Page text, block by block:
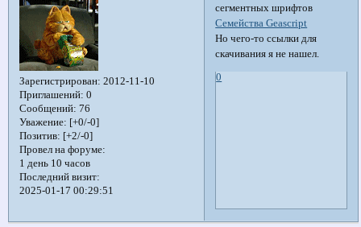
Зарегистрирован: 2012-11-10
Приглашений: 0
Сообщений: 76
Уважение: [+0/-0]
Позитив: [+2/-0]
Провел на форуме:
1 день 10 часов
Последний визит:
2025-01-17 00:29:51
сегментных шрифтов
Семейства Geascript
Но чего-то ссылки для
скачивания я не нашел.
0